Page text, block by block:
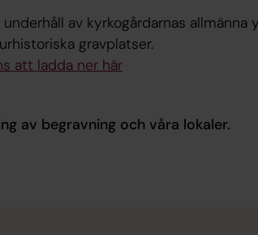
av kyrkogårdarnas allmänna
gravplatser.
att ladda ner här
av begravning och våra lokaler.